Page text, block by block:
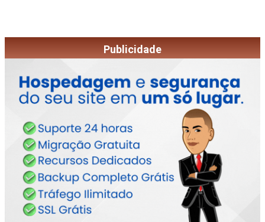
Publicidade